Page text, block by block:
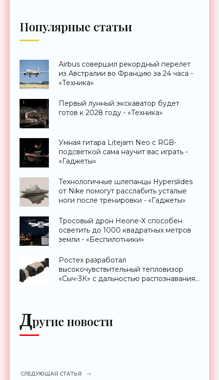
Популярные статьи
Airbus совершил рекордный перелет
из Австралии во Францию за 24 часа -
«Техника»
Первый лунный экскаватор будет
готов к 2028 году - «Техника»
Умная гитара Litejam Neo с RGB-
подсветкой сама научит вас играть -
«Гаджеты»
Технологичные шлепанцы Hyperslides
от Nike помогут расслабить усталые
ноги после тренировки - «Гаджеты»
Тросовый дрон Heone-X способен
осветить до 1000 квадратных метров
земли - «Беспилотники»
Ростех разработал
высокочувствительный тепловизор
«Сыч-3К» с дальностью распознавания
Другие новости
СЛЕДУЮЩАЯ СТАТЬЯ